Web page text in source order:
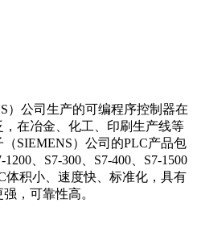
）公司生产的可编程序控制器在
在冶金、化工、印刷生产线等
SIEMENS）公司的PLC产品包
、S7-300、S7-400、S7-1500
体积小、速度快、标准化，具有
，可靠性高。